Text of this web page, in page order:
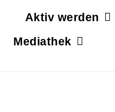
Aktiv werden
Mediathek